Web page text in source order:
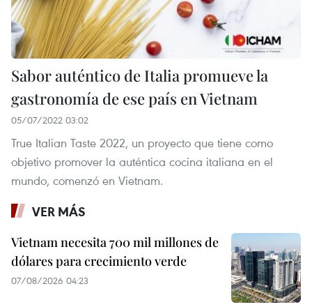
Sabor auténtico de Italia promueve la
gastronomía de ese país en Vietnam
05/07/2022 03:02
True Italian Taste 2022, un proyecto que tiene como
objetivo promover la auténtica cocina italiana en el
mundo, comenzó en Vietnam.
VER MÁS
Vietnam necesita 700 mil millones de
dólares para crecimiento verde
07/08/2026 04:23